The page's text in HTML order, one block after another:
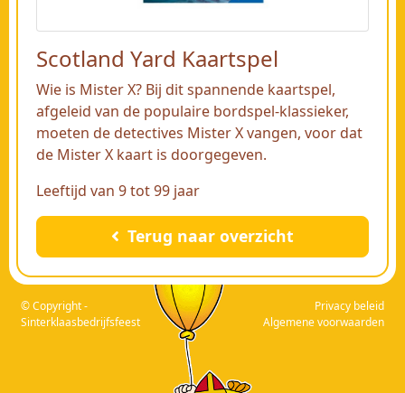
Scotland Yard Kaartspel
Wie is Mister X? Bij dit spannende kaartspel,
afgeleid van de populaire bordspel-klassieker,
moeten de detectives Mister X vangen, voor dat
de Mister X kaart is doorgegeven.
Leeftijd van 9 tot 99 jaar
Terug naar overzicht
© Copyright -
Sinterklaasbedrijfsfeest
Privacy beleid
Algemene voorwaarden